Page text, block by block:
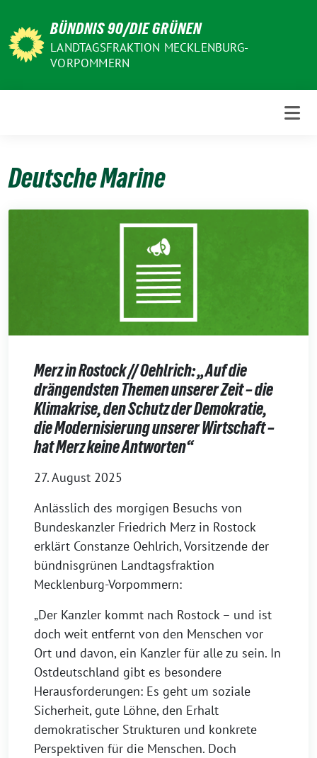
zum
Inhalt
BÜNDNIS 90/DIE GRÜNEN
LANDTAGSFRAKTION MECKLENBURG-
VORPOMMERN
Deutsche Marine
Merz in Rostock // Oehlrich: „Auf die
drängendsten Themen unserer Zeit – die
Klimakrise, den Schutz der Demokratie,
die Modernisierung unserer Wirtschaft –
hat Merz keine Antworten“
27. August 2025
Anlässlich des morgigen Besuchs von
Bundeskanzler Friedrich Merz in Rostock
erklärt Constanze Oehlrich, Vorsitzende der
bündnisgrünen Landtagsfraktion
Mecklenburg-Vorpommern:
„Der Kanzler kommt nach Rostock – und ist
doch weit entfernt von den Menschen vor
Ort und davon, ein Kanzler für alle zu sein. In
Ostdeutschland gibt es besondere
Herausforderungen: Es geht um soziale
Sicherheit, gute Löhne, den Erhalt
demokratischer Strukturen und konkrete
Perspektiven für die Menschen. Doch